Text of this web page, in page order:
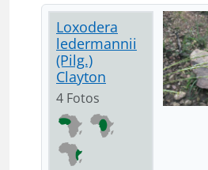
Loxodera
ledermannii
(Pilg.)
Clayton
4 Fotos